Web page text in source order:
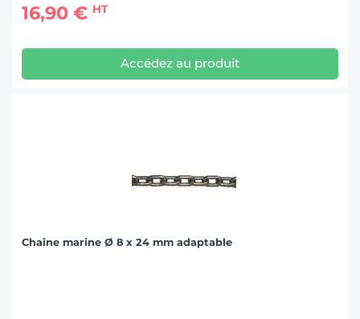
16,90 € HT
Accédez au produit
Chaîne marine Ø 8 x 24 mm adaptable